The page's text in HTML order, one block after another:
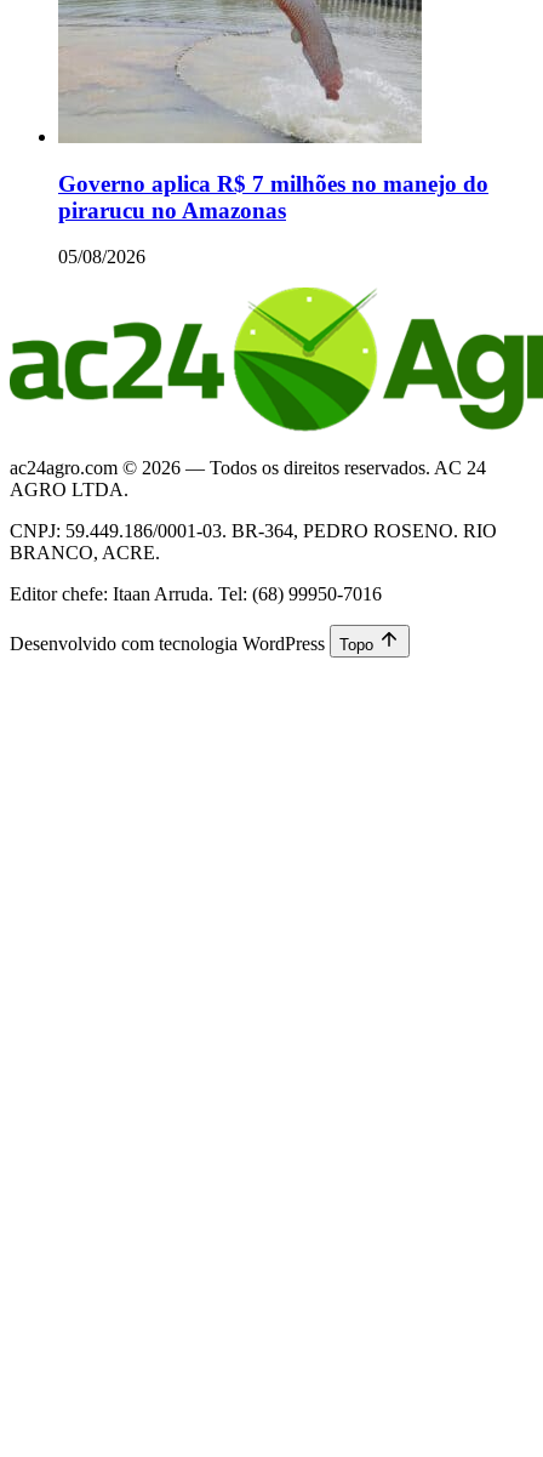
Governo aplica R$ 7 milhões no manejo do
pirarucu no Amazonas
05/08/2026
ac24agro.com © 2026 — Todos os direitos reservados. AC 24
AGRO LTDA.
CNPJ: 59.449.186/0001-03. BR-364, PEDRO ROSENO. RIO
BRANCO, ACRE.
Editor chefe: Itaan Arruda. Tel: (68) 99950-7016
Desenvolvido com tecnologia WordPress Topo